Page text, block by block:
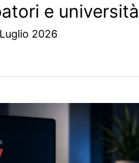
e università
2026